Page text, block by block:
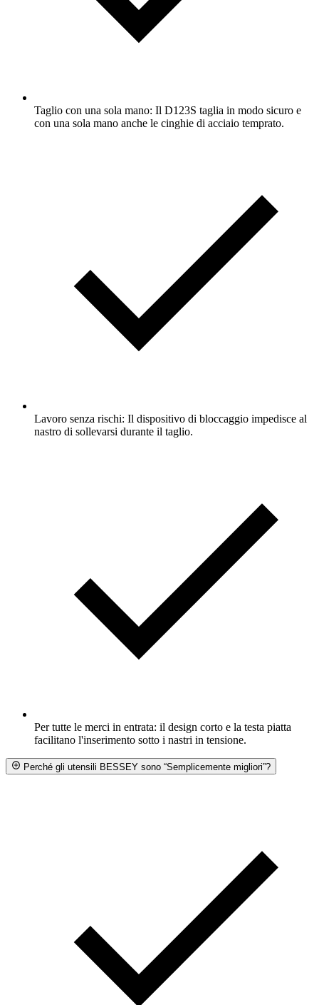
Taglio con una sola mano: Il D123S taglia in modo sicuro e
con una sola mano anche le cinghie di acciaio temprato.
Lavoro senza rischi: Il dispositivo di bloccaggio impedisce al
nastro di sollevarsi durante il taglio.
Per tutte le merci in entrata: il design corto e la testa piatta
facilitano l'inserimento sotto i nastri in tensione.
Perché gli utensili BESSEY sono “Semplicemente migliori”?